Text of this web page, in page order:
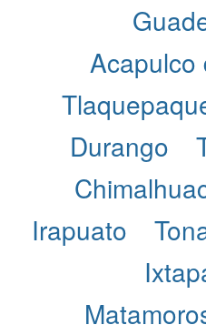
Acapulco
Durango
Irapuato